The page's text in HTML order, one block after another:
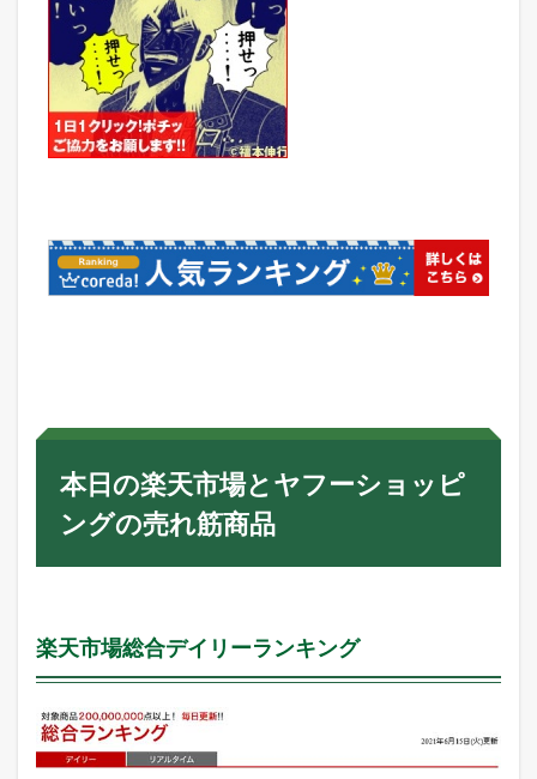
本日の楽天市場とヤフーショッピ
ングの売れ筋商品
楽天市場総合デイリーランキング